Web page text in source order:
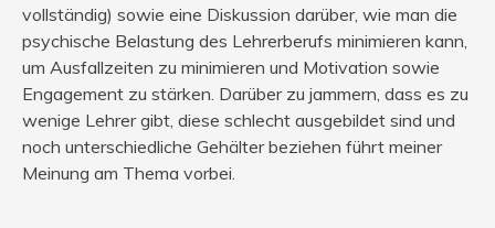
vollständig) sowie eine Diskussion darüber, wie man die
psychische Belastung des Lehrerberufs minimieren kann,
um Ausfallzeiten zu minimieren und Motivation sowie
Engagement zu stärken. Darüber zu jammern, dass es zu
wenige Lehrer gibt, diese schlecht ausgebildet sind und
noch unterschiedliche Gehälter beziehen führt meiner
Meinung am Thema vorbei.